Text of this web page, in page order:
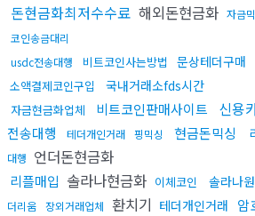
돈현금화최저수수료 해외돈현금화 자금
코인송금대리
usdc전송대행
비트코인사는방법 문상테더구매
소액결제코인구입 국내거래소fds시간
자금현금화업체 비트코인판매사이트 신용
전송대행
테더개인거래 핑믹싱 현금돈믹싱
대행 언더돈현금화
리플매입 솔라나현금화 이체코인 솔라나
더리움 장외거래업체 환치기 테더개인거래 암